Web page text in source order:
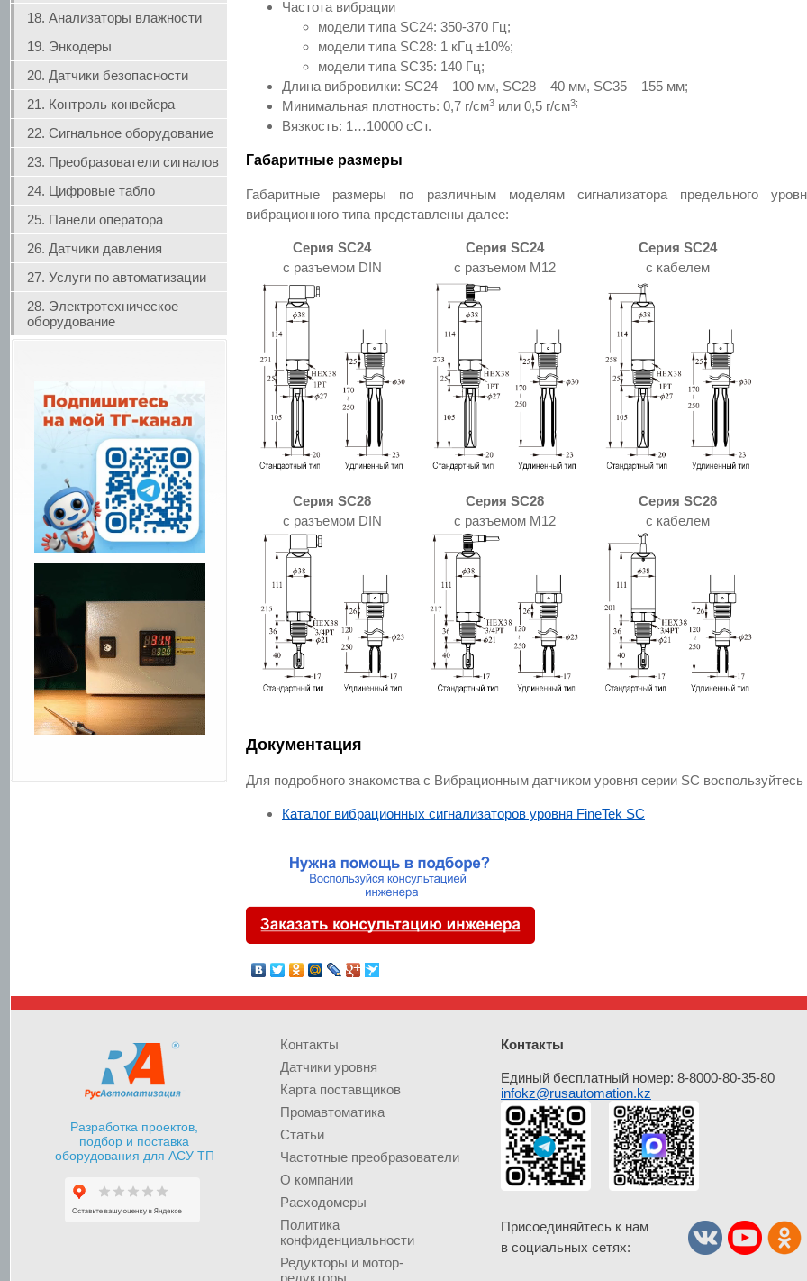
18. Анализаторы влажности
19. Энкодеры
20. Датчики безопасности
21. Контроль конвейера
22. Сигнальное оборудование
23. Преобразователи сигналов
24. Цифровые табло
25. Панели оператора
26. Датчики давления
27. Услуги по автоматизации
28. Электротехническое
оборудование
Частота вибрации
модели типа SC24: 350-370 Гц;
модели типа SC28: 1 кГц ±10%;
модели типа SC35: 140 Гц;
Длина вибровилки: SC24 – 100 мм, SC28 – 40 мм, SC35 – 155 мм;
Минимальная плотность: 0,7 г/см3 или 0,5 г/см3;
Вязкость: 1…10000 сСт.
Габаритные размеры
Габаритные размеры по различным моделям сигнализатора предельного
вибрационного типа представлены далее:
Серия SC24
с разъемом DIN
Серия SC24
с разъемом M12
Серия SC24
с кабелем
Серия SC28
с разъемом DIN
Серия SC28
с разъемом M12
Серия SC28
с кабелем
Документация
Для подробного знакомства с Вибрационным датчиком уровня серии SC
Каталог вибрационных сигнализаторов уровня FineTek SC
Разработка проектов,
подбор и поставка
оборудования для АСУ ТП
Контакты
Датчики уровня
Карта поставщиков
Промавтоматика
Статьи
Частотные преобразователи
О компании
Расходомеры
Политика
конфиденциальности
Редукторы и мотор-
редукторы
Контакты
Единый бесплатный номер: 8-8000-80-35-80
infokz@rusautomation.kz
Присоединяйтесь к нам
в социальных сетях: